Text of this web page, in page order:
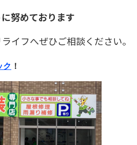
努めております
イフへぜひご相談ください。
ク ！